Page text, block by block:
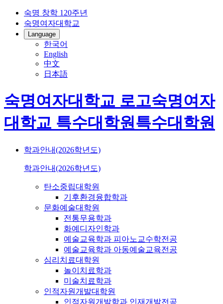
숙명 창학 120주년
숙명여자대학교
Language
한국어
English
中文
日本語
숙명여자대학교 로고숙명여자
대학교 특수대학원특수대학원
학과안내(2026학년도)
학과안내(2026학년도)
탄소중립대학원
기후환경융합학과
문화예술대학원
전통무용학과
화예디자인학과
예술교육학과 피아노교수학전공
예술교육학과 아동예술교육전공
심리치료대학원
놀이치료학과
미술치료학과
인적자원개발대학원
인적자원개발학과 인재개발전공